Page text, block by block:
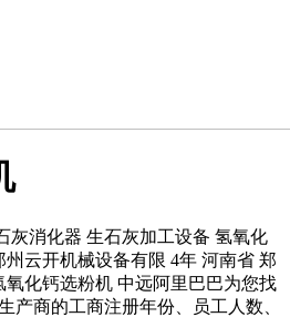
灰消化器 生石灰加工设备 氢氧化
云开机械设备有限 4年 河南省 郑
氧化钙选粉机 中远阿里巴巴为您找
产商的工商注册年份、员工人数、